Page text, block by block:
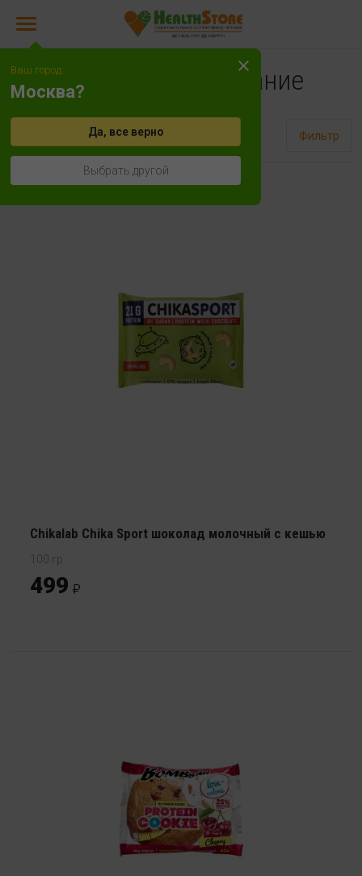
Диетическое питание
Сортировать Фильтр
Chikalab Chika Sport шоколад молочный с кешью
100 гр
499
Ваш город:
Москва?
Да, все верно
Выбрать другой